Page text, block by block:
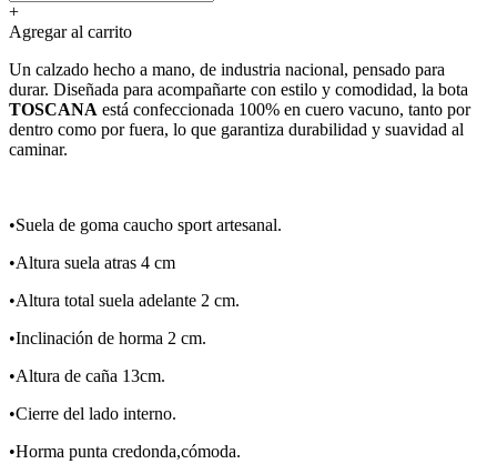
+
Agregar al carrito
Un calzado hecho a mano, de industria nacional, pensado para
durar. Diseñada para acompañarte con estilo y comodidad, la bota
TOSCANA está confeccionada 100% en cuero vacuno, tanto por
dentro como por fuera, lo que garantiza durabilidad y suavidad al
caminar.
•Suela de goma caucho sport artesanal.
•Altura suela atras 4 cm
•Altura total suela adelante 2 cm.
•Inclinación de horma 2 cm.
•Altura de caña 13cm.
•Cierre del lado interno.
•Horma punta credonda,cómoda.